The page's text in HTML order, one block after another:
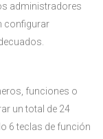
administradores
configurar
funciones o
un total de 24
6 teclas de función